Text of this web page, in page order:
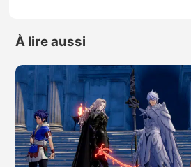
À lire aussi